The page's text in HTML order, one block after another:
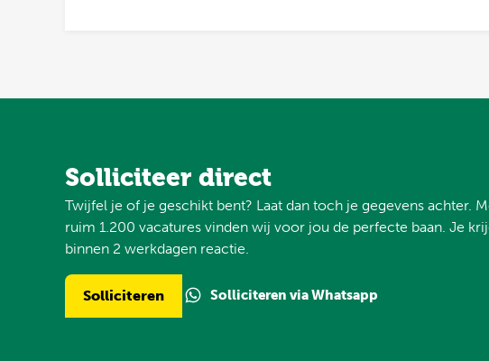
Solliciteer direct
Twijfel je of je geschikt bent? Laat dan toch je gegevens achter.
ruim 1.200 vacatures vinden wij voor jou de perfecte baan. Je
binnen 2 werkdagen reactie.
Solliciteren Solliciteren via Whatsapp